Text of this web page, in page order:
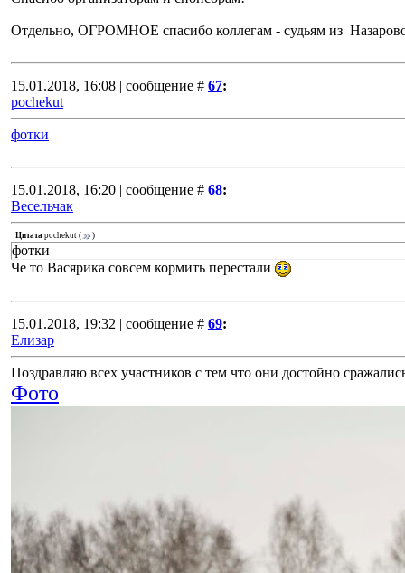
Отдельно, ОГРОМНОЕ спасибо коллегам - судьям из
15.01.2018, 16:08 | сообщение # 67:
pochekut
фотки
15.01.2018, 16:20 | сообщение # 68:
Весельчак
Цитата pochekut ( )
фотки
Че то Васярика совсем кормить перестали
15.01.2018, 19:32 | сообщение # 69:
Елизар
Поздравляю всех участников с тем что они достойно
Фото